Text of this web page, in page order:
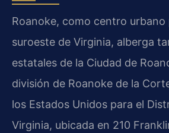
Roanoke, como centro urbano
suroeste de Virginia, alberga
estatales de la Ciudad de
división de Roanoke de la
los Estados Unidos para el
Virginia, ubicada en 210